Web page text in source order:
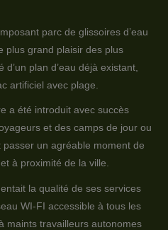
parc de glissoires d’eau
plus grand plaisir des plus
plan d’eau déjà existant,
artificiel avec plage.
a été introduit avec succès
et des camps de jour ou
un agréable moment de
à proximité de la ville.
la qualité de ses services
WI-FI accessible à tous les
maints travailleurs autonomes